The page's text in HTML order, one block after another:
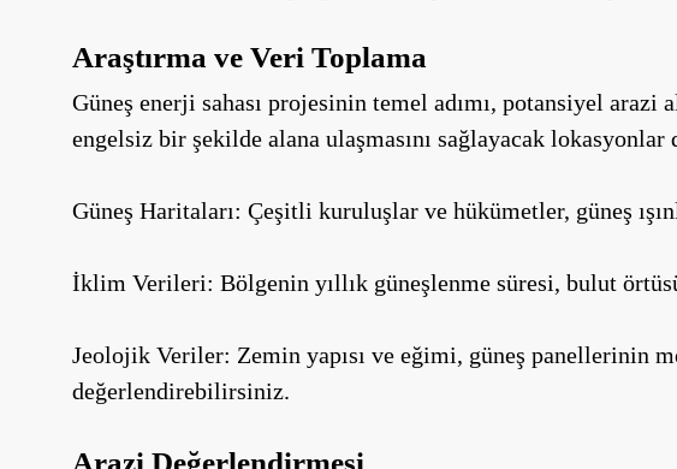
Araştırma ve Veri Toplama
Güneş enerji sahası projesinin temel adımı, potansiyel arazi
engelsiz bir şekilde alana ulaşmasını sağlayacak
Güneş Haritaları: Çeşitli kuruluşlar ve hükümetler, güneş
İklim Verileri: Bölgenin yıllık güneşlenme süresi, bulut
Jeolojik Veriler: Zemin yapısı ve eğimi, güneş panellerinin
değerlendirebilirsiniz.
Arazi Değerlendirmesi